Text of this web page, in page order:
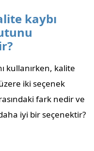
kaybı
kullanırken, kalite
iki seçenek
fark nedir ve
iyi bir seçenektir?